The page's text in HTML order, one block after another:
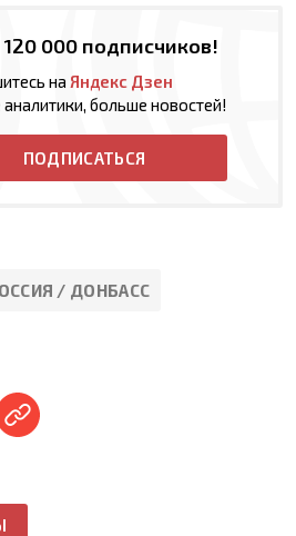
120 000 подписчиков!
на Яндекс Дзен
больше новостей!
ПОДПИСАТЬСЯ
/ ДОНБАСС